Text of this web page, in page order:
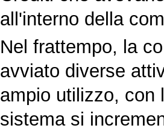
all'interno della
Nel frattempo, la
avviato diverse
ampio utilizzo, con
sistema si